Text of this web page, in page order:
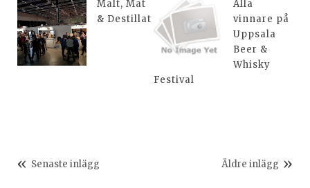
Malt, Mat
& Destillat
Alla
vinnare på
Uppsala
Beer &
Whisky
Festival
Senaste inlägg Äldre inlägg